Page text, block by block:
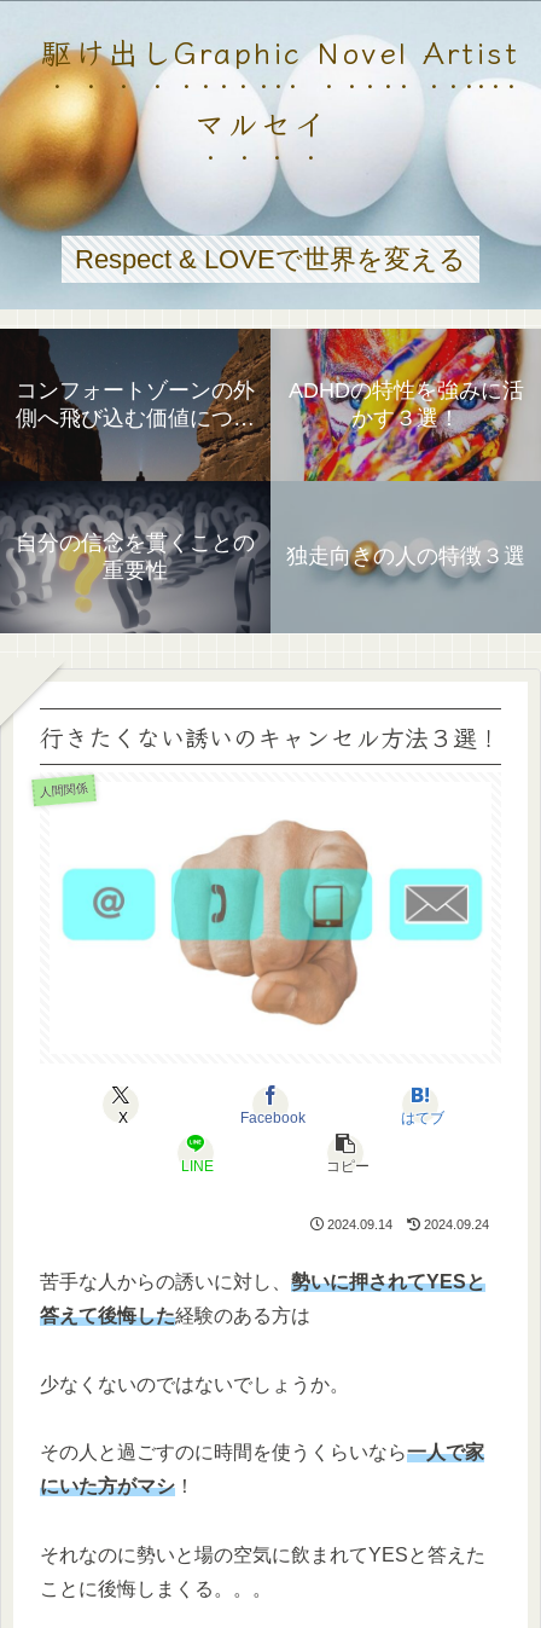
駆け出しGraphic Novel Artist
マルセイ
Respect & LOVEで世界を変える
コンフォートゾーンの外
側へ飛び込む価値につい
ADHDの特性を強みに活
かす３選！
自分の信念を貫くことの
重要性
独走向きの人の特徴３選
行きたくない誘いのキャンセル方法３選！
人間関係
X Facebook はてブ
LINE コピー
2024.09.14 2024.09.24
苦手な人からの誘いに対し、 勢いに押されてYESと
答えて後悔した経験のある方は
少なくないのではないでしょうか。
その人と過ごすのに時間を使うくらいなら一人で家
にいた方がマシ ！
それなのに勢いと場の空気に飲まれてYESと答えた
ことに後悔しまくる。。。